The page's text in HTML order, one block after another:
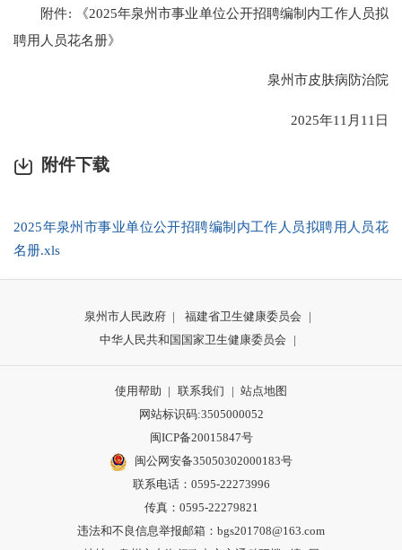
附件: 《2025年泉州市事业单位公开招聘编制内工作人员拟
聘用人员花名册》
泉州市皮肤病防治院
2025年11月11日
附件下载
2025年泉州市事业单位公开招聘编制内工作人员拟聘用人员花
名册.xls
泉州市人民政府 | 福建省卫生健康委员会
|
中华人民共和国国家卫生健康委员会
|
使用帮助 | 联系我们 | 站点地图
网站标识码:3505000052
闽ICP备20015847号
闽公网安备35050302000183号
联系电话：0595-22273996
传真：0595-22279821
违法和不良信息举报邮箱：bgs201708@163.com